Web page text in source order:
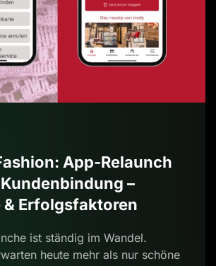
App-Relaunch
–
& Erfolgsfaktoren
ist ständig im Wandel.
heute mehr als nur schöne